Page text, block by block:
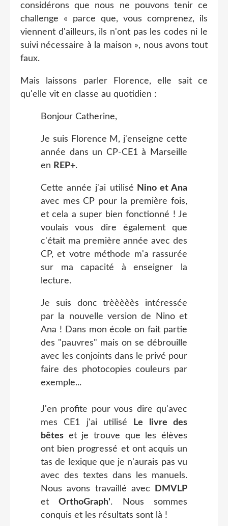
considérons que nous ne pouvons tenir ce
challenge « parce que, vous comprenez, ils
viennent d'ailleurs, ils n'ont pas les codes ni le
suivi nécessaire à la maison », nous avons tout
faux.
Mais laissons parler Florence, elle sait ce
qu'elle vit en classe au quotidien :
Bonjour Catherine,
Je suis Florence M, j'enseigne cette
année dans un CP-CE1 à Marseille
en REP+.
Cette année j'ai utilisé Nino et Ana
avec mes CP pour la première fois,
et cela a super bien fonctionné ! Je
voulais vous dire également que
c'était ma première année avec des
CP, et votre méthode m'a rassurée
sur ma capacité à enseigner la
lecture.
Je suis donc trèèèèès intéressée
par la nouvelle version de Nino et
Ana ! Dans mon école on fait partie
des "pauvres" mais on se débrouille
avec les conjoints dans le privé pour
faire des photocopies couleurs par
exemple...
J'en profite pour vous dire qu'avec
mes CE1 j'ai utilisé
Le livre des
bêtes et je trouve que les élèves
ont bien progressé et ont acquis un
tas de lexique que je n'aurais pas vu
avec des textes dans les manuels.
Nous avons travaillé avec
DMVLP
etOrthoGraph'. Nous sommes
conquis et les résultats sont là !